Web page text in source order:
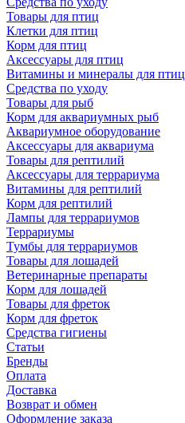
Товары для птиц
Клетки для птиц
Корм для птиц
Аксессуары для птиц
Витамины и минералы для птиц
Средства по уходу
Товары для рыб
Корм для аквариумных рыб
Аквариумное оборудование
Аксессуары для аквариума
Товары для рептилий
Аксессуары для террариума
Витамины для рептилий
Корм для рептилий
Лампы для террариумов
Террариумы
Тумбы для террариумов
Товары для лошадей
Ветеринарные препараты
Корм для лошадей
Товары для фреток
Корм для фреток
Средства гигиены
Статьи
Бренды
Оплата
Доставка
Возврат и обмен
Оформление заказа